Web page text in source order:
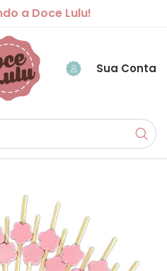
a Doce Lulu!
Sua Conta